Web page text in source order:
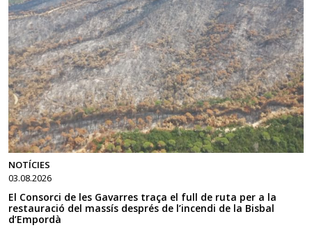
NOTÍCIES
03.08.2026
El Consorci de les Gavarres traça el full de ruta per a la
restauració del massís després de l’incendi de la Bisbal
d’Empordà